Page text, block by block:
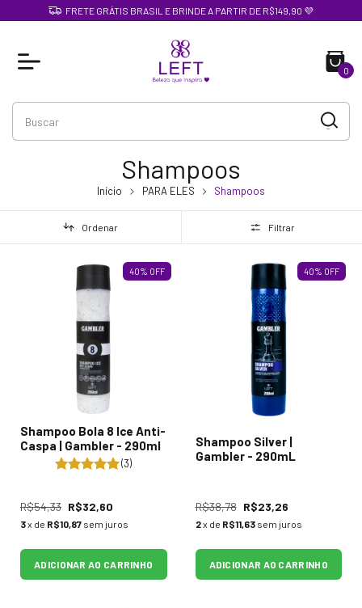
FRETE GRÁTIS BRASIL E BRINDE A PARTIR DE R$149,90 💜
0
Shampoos
Início PARA ELES Shampoos
Ordenar Filtrar
40% OFF
Shampoo Bola 8 Ice Anti-
Caspa | Gambler - 290ml
(3)
R$54,33 R$32,60
3x de R$10,87 sem juros
ADICIONAR AO CARRINHO
40% OFF
Shampoo Silver |
Gambler - 290mL
R$38,78 R$23,26
2x de R$11,63 sem juros
ADICIONAR AO CARRINHO